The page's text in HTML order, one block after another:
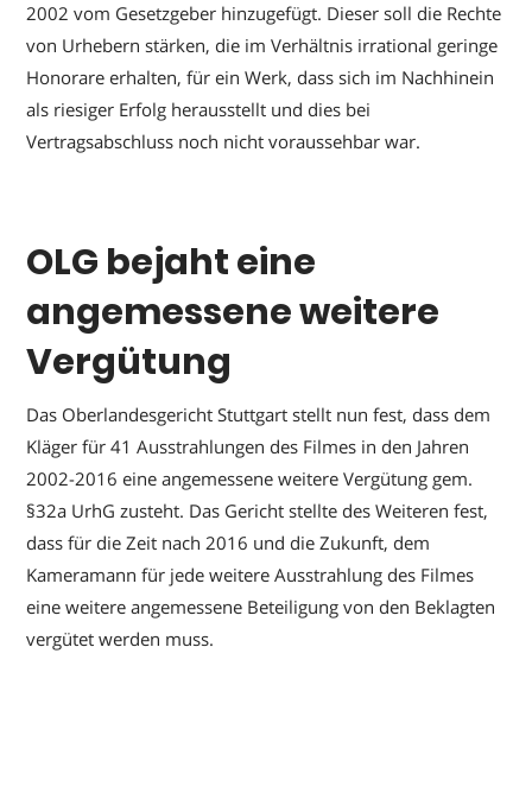
2002 vom Gesetzgeber hinzugefügt. Dieser soll die Rechte
von Urhebern stärken, die im Verhältnis irrational geringe
Honorare erhalten, für ein Werk, dass sich im Nachhinein
als riesiger Erfolg herausstellt und dies bei
Vertragsabschluss noch nicht voraussehbar war.
OLG bejaht eine
angemessene weitere
Vergütung
Das Oberlandesgericht Stuttgart stellt nun fest, dass dem
Kläger für 41 Ausstrahlungen des Filmes in den Jahren
2002-2016 eine angemessene weitere Vergütung gem.
§32a UrhG zusteht. Das Gericht stellte des Weiteren fest,
dass für die Zeit nach 2016 und die Zukunft, dem
Kameramann für jede weitere Ausstrahlung des Filmes
eine weitere angemessene Beteiligung von den Beklagten
vergütet werden muss.